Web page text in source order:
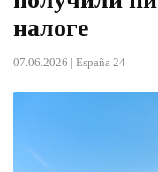
налоге
07.06.2026 | España 24